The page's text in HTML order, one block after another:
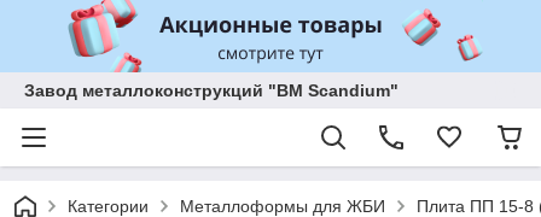
Завод металлоконструкций "BM Scandium"
Категории Металлоформы для ЖБИ Плита ПП 15-8